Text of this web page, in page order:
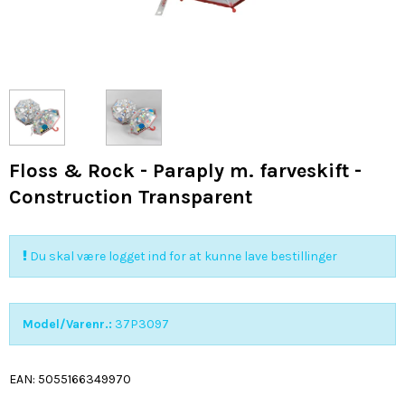
Floss & Rock - Paraply m. farveskift -
Construction Transparent
Du skal være logget ind for at kunne lave bestillinger
Model/Varenr.: 37P3097
EAN: 5055166349970